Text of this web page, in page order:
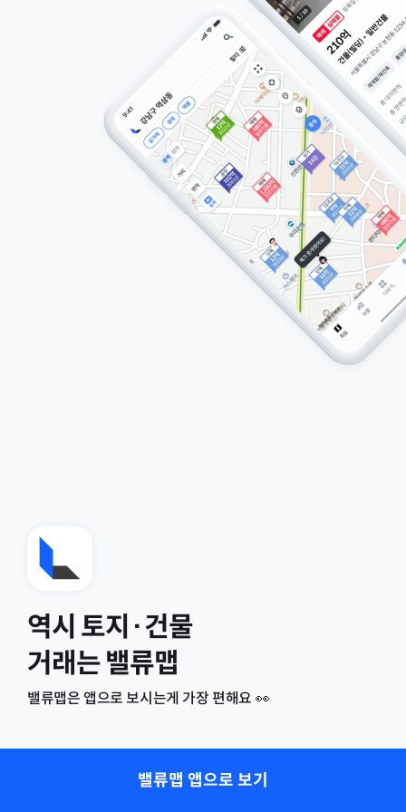
역시 토지·건물
거래는 밸류맵
밸류맵은 앱으로 보시는게 가장 편해요 👀
밸류맵 앱으로 보기